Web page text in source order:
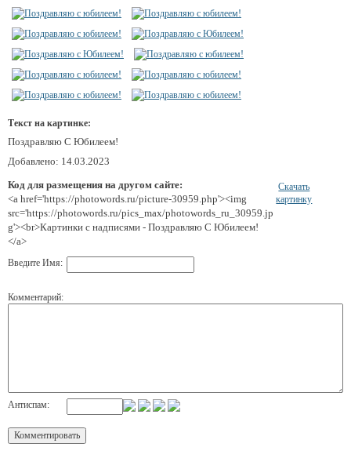
Текст на картинке:
Поздравляю С Юбилеем!
Добавлено: 14.03.2023
Код для размещения на другом сайте:
<a href='https://photowords.ru/picture-30959.php'><img
src='https://photowords.ru/pics_max/photowords_ru_30959.jp
g'><br>Картинки с надписями - Поздравляю С Юбилеем!
</a>
Скачать
картинку
Введите Имя:
Комментарий:
Антиспам: